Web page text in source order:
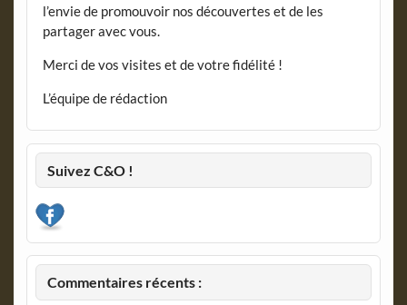
l’envie de promouvoir nos découvertes et de les
partager avec vous.
Merci de vos visites et de votre fidélité !
L’équipe de rédaction
Suivez C&O !
Commentaires récents :